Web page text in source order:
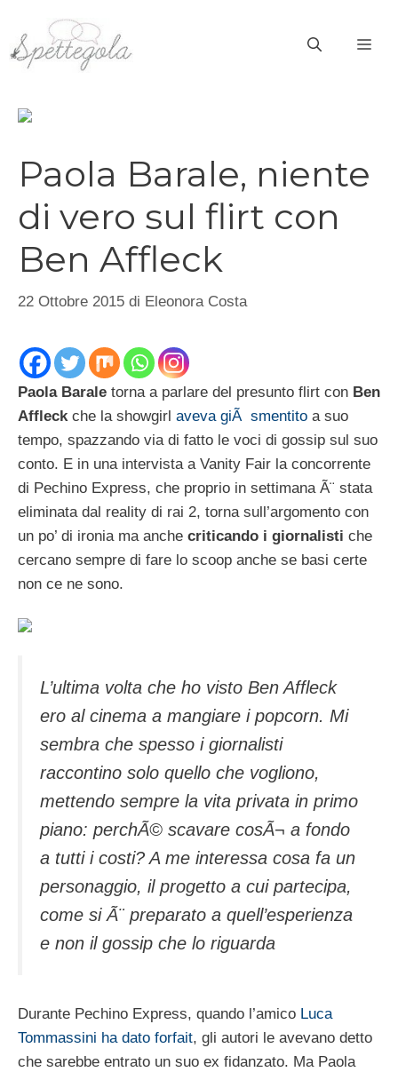
contenuto
Paola Barale, niente
di vero sul flirt con
Ben Affleck
22 Ottobre 2015 di Eleonora Costa
Paola Barale torna a parlare del presunto flirt con Ben
Affleck che la showgirl aveva giÃ smentito a suo
tempo, spazzando via di fatto le voci di gossip sul suo
conto. E in una intervista a Vanity Fair la concorrente
di Pechino Express, che proprio in settimana Ã¨ stata
eliminata dal reality di rai 2, torna sull’argomento con
un po’ di ironia ma anche criticando i giornalisti che
cercano sempre di fare lo scoop anche se basi certe
non ce ne sono.
L’ultima volta che ho visto Ben Affleck
ero al cinema a mangiare i popcorn. Mi
sembra che spesso i giornalisti
raccontino solo quello che vogliono,
mettendo sempre la vita privata in primo
piano: perchÃ© scavare cosÃ¬ a fondo
a tutti i costi? A me interessa cosa fa un
personaggio, il progetto a cui partecipa,
come si Ã¨ preparato a quell’esperienza
e non il gossip che lo riguarda
Durante Pechino Express, quando l’amico Luca
Tommassini ha dato forfait, gli autori le avevano detto
che sarebbe entrato un suo ex fidanzato. Ma Paola